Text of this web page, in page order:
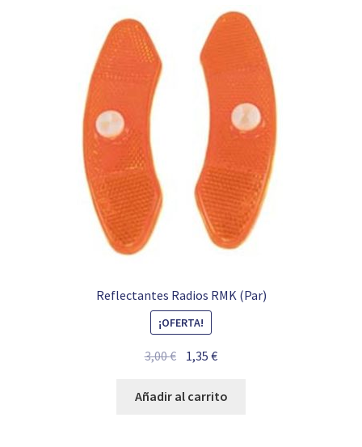
Reflectantes Radios RMK (Par)
¡OFERTA!
3,00€ El
original
1,35€El
actual
Añadir al carrito